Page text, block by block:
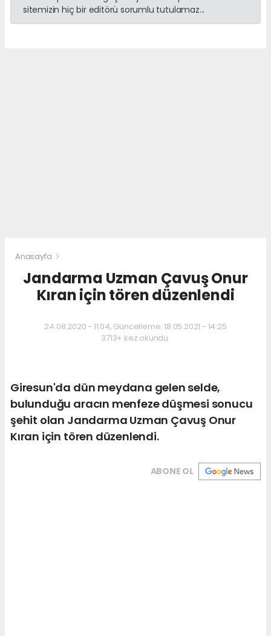
sitemizin hiç bir editörü sorumlu tutulamaz...
Anasayfa
Jandarma Uzman Çavuş Onur
Kıran için tören düzenlendi
24.08.2020 - 11:04, Güncelleme: 18.05.2021 - 14:25
3713+ kez okundu.
Giresun'da dün meydana gelen selde,
bulunduğu aracın menfeze düşmesi sonucu
şehit olan Jandarma Uzman Çavuş Onur
Kıran için tören düzenlendi.
ABONE OL